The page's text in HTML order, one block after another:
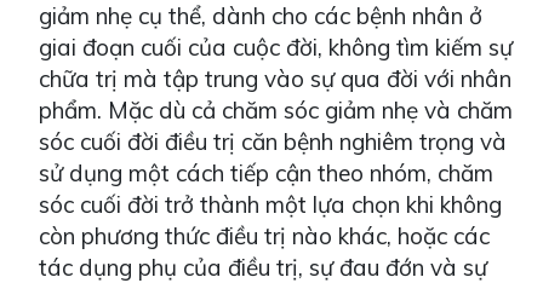
giảm nhẹ cụ thể, dành cho các bệnh nhân ở
giai đoạn cuối của cuộc đời, không tìm kiếm sự
chữa trị mà tập trung vào sự qua đời với nhân
phẩm. Mặc dù cả chăm sóc giảm nhẹ và chăm
sóc cuối đời điều trị căn bệnh nghiêm trọng và
sử dụng một cách tiếp cận theo nhóm, chăm
sóc cuối đời trở thành một lựa chọn khi không
còn phương thức điều trị nào khác, hoặc các
tác dụng phụ của điều trị, sự đau đớn và sự